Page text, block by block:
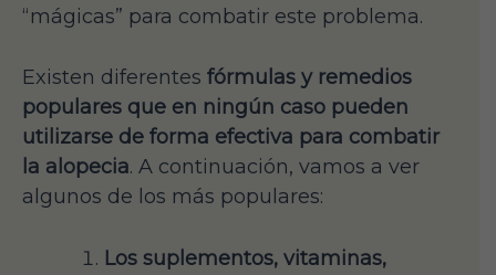
“mágicas” para combatir este problema.
Existen diferentes fórmulas y remedios
populares que en ningún caso pueden
utilizarse de forma efectiva para combatir
la alopecia. A continuación, vamos a ver
algunos de los más populares:
Los suplementos, vitaminas,